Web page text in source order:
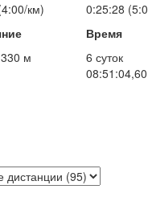
км)
0:25:28
Время
м
6 суток
08:51:04,60